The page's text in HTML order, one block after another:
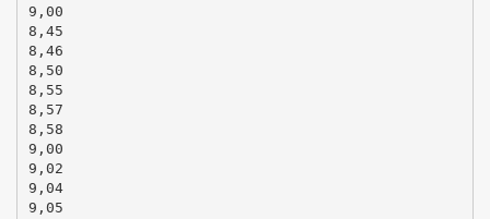
9,00
8,45
8,46
8,50
8,55
8,57
8,58
9,00
9,02
9,04
9,05